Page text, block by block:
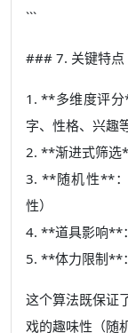
```
### 7. 关键特点
1. **多维度评分
字、性格、兴趣
2. **渐进式筛选
3. **随机性**
性）
4. **道具影响**
5. **体力限制**
这个算法既保证
戏的趣味性（随